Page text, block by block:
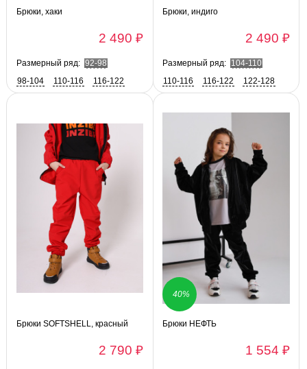
Брюки, хаки
2 490 ₽
Размерный ряд: 92-98
98-104
110-116
116-122
Брюки, индиго
2 490 ₽
Размерный ряд: 104-110
110-116
116-122 122-128
Брюки SOFTSHELL, красный
2 790 ₽
40%
Брюки НЕФТЬ
1 554 ₽